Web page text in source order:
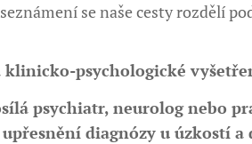
se naše cesty rozdělí
klinicko-psychologické
psychiatr, neurolog nebo
diagnózy u úzkostí a